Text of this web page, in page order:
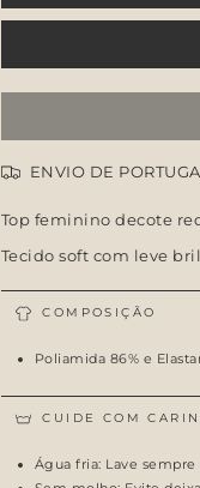
ENVIO DE
Top feminino decote
Tecido soft com leve
COMPOSIÇÃO
Poliamida 86% e
CUIDE COM
Água fria: Lave